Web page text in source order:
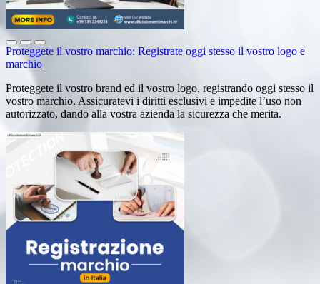
Proteggete il vostro marchio: Registrate oggi stesso il vostro logo e
marchio
Proteggete il vostro brand ed il vostro logo, registrando oggi stesso il
vostro marchio. Assicuratevi i diritti esclusivi e impedite l’uso non
autorizzato, dando alla vostra azienda la sicurezza che merita.